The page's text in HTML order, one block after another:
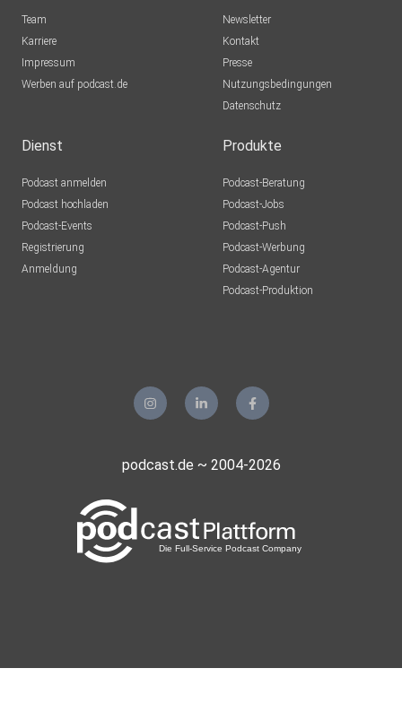
Team
Karriere
Impressum
Werben auf podcast.de
Newsletter
Kontakt
Presse
Nutzungsbedingungen
Datenschutz
Dienst
Podcast anmelden
Podcast hochladen
Podcast-Events
Registrierung
Anmeldung
Produkte
Podcast-Beratung
Podcast-Jobs
Podcast-Push
Podcast-Werbung
Podcast-Agentur
Podcast-Produktion
podcast.de ~ 2004-2026